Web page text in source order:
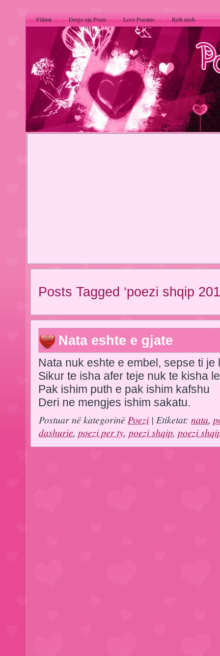
Fillimi Dergo nje Poezi Love Poeams Reth nesh
Posts Tagged ‘poezi shqip
Nata eshte e gjate
Nata nuk eshte e embel, sepse ti je
Sikur te isha afer teje nuk te kisha
Pak ishim puth e pak ishim kafshu
Deri ne mengjes ishim sakatu.
Postuar në kategorinë Poezi| Etiketat: nata,
dashurie, poezi per ty, poezi shqip, poezi